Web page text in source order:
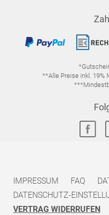
**Alle Preise inkl. 19%
IMPRESSUM FAQ
DATENSCHUTZ-
VERTRAG WIDERRUFEN